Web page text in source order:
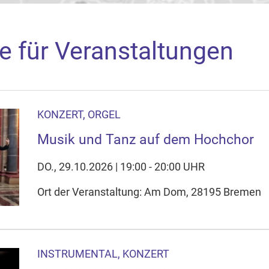
akzeptieren Sie, dass die Anwendung Google Maps beim
Gerät setzt, z.B. zwecks Reichweitenmessung und
Ihre Cookie-Einstellungen anpassen
für Veranstaltungen
KONZERT, ORGEL
Musik und Tanz auf dem Hochchor
DO., 29.10.2026 | 19:00 - 20:00 UHR
Ort der Veranstaltung: Am Dom, 28195 Bremen
INSTRUMENTAL, KONZERT